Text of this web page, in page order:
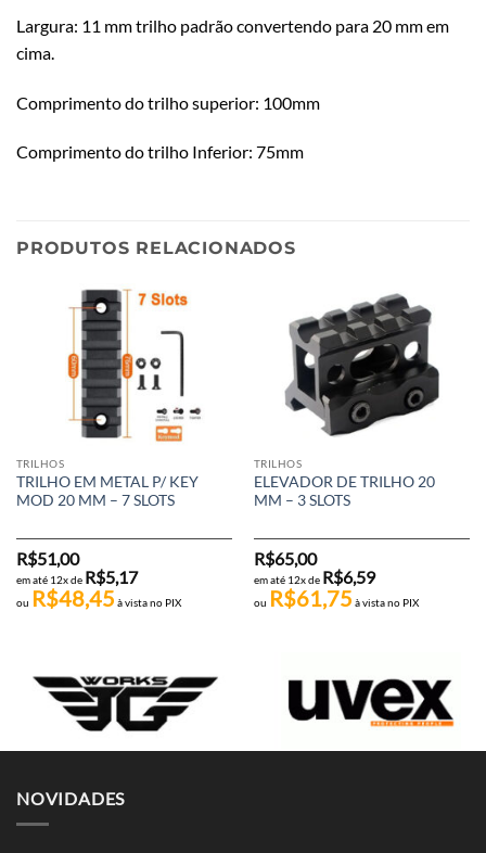
Largura: 11 mm trilho padrão convertendo para 20 mm em
cima.
Comprimento do trilho superior: 100mm
Comprimento do trilho Inferior: 75mm
PRODUTOS RELACIONADOS
TRILHOS
TRILHO EM METAL P/ KEY
MOD 20 MM – 7 SLOTS
R$51,00
em até 12x de R$5,17
ou R$48,45 à vista no PIX
TRILHOS
ELEVADOR DE TRILHO 20
MM – 3 SLOTS
R$65,00
em até 12x de R$6,59
ou R$61,75 à vista no PIX
NOVIDADES